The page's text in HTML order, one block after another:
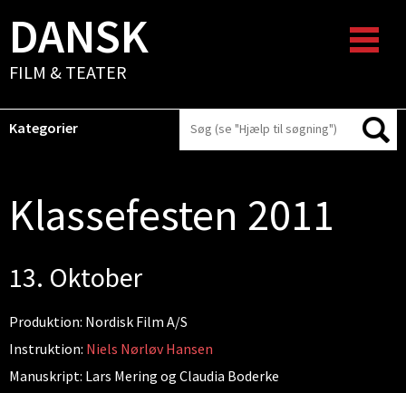
DANSK
FILM & TEATER
Kategorier
Klassefesten 2011
13. Oktober
Produktion: Nordisk Film A/S
Instruktion: Niels Nørløv Hansen
Manuskript: Lars Mering og Claudia Boderke